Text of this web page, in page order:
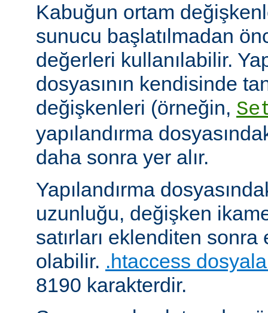
Kabuğun ortam
sunucu başlatılmadan
değerleri kullanılabilir.
dosyasının kendisinde
değişkenleri (örneğin,
yapılandırma
daha sonra yer alır.
Yapılandırma
uzunluğu, değişken
satırları eklenditen
olabilir. .htaccess
8190 karakterdir.